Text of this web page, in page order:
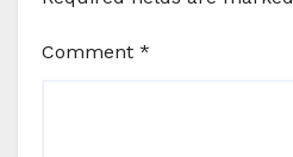
Comment *